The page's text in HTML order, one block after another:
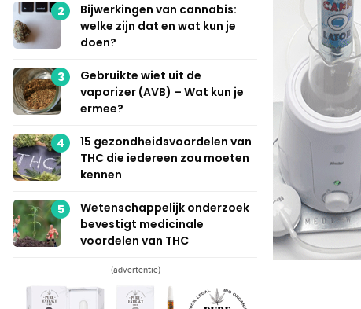
2
Bijwerkingen van cannabis:
welke zijn dat en wat kun je
doen?
3
Gebruikte wiet uit de
vaporizer (AVB) – Wat kun je
ermee?
4
15 gezondheidsvoordelen van
THC die iedereen zou moeten
kennen
5
Wetenschappelijk onderzoek
bevestigt medicinale
voordelen van THC
(advertentie)